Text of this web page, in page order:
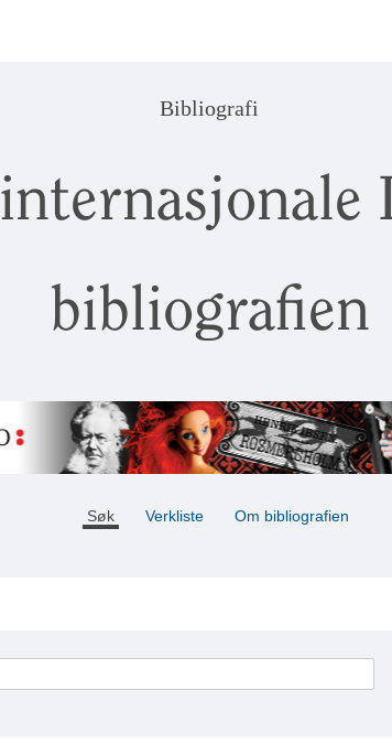
Bibliografi
bibliografien
Søk Verkliste Om bibliografien